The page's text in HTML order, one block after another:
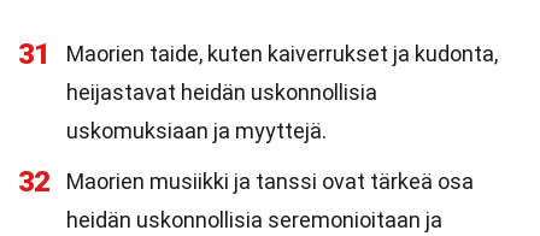
31
Maorien taide, kuten kaiverrukset ja kudonta,
heijastavat heidän uskonnollisia
uskomuksiaan ja myyttejä.
32
Maorien musiikki ja tanssi ovat tärkeä osa
heidän uskonnollisia seremonioitaan ja